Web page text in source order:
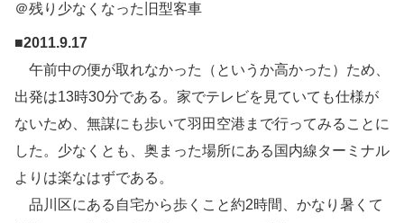
＠残り少なくなった旧型客車
■2011.9.17
午前中の便が取れなかった（というか高かった）ため、
出発は13時30分である。家でテレビを見ていても仕様が
ないため、無謀にも歩いて羽田空港まで行ってみることに
した。少なくとも、奥まった場所にある国内線ターミナル
よりは楽なはずである。
品川区にある自宅から歩くこと約2時間、かなり暑くて